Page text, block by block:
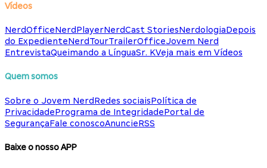
Vídeos
NerdOfficeNerdPlayerNerdCast StoriesNerdologiaDepois
do ExpedienteNerdTourTrailerOfficeJovem Nerd
EntrevistaQueimando a LínguaSr. KVeja mais em Vídeos
Quem somos
Sobre o Jovem NerdRedes sociaisPolítica de
PrivacidadePrograma de IntegridadePortal de
SegurançaFale conoscoAnuncieRSS
Baixe o nosso APP